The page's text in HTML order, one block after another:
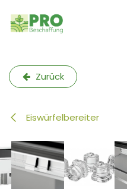
Zurück
Eiswürfelbereiter